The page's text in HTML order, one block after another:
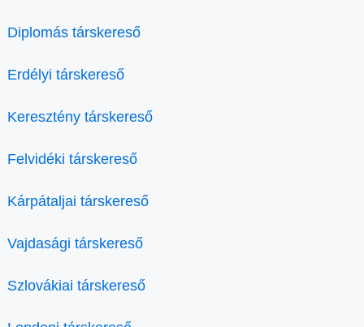
Diplomás társkereső
Erdélyi társkereső
Keresztény társkereső
Felvidéki társkereső
Kárpátaljai társkereső
Vajdasági társkereső
Szlovákiai társkereső